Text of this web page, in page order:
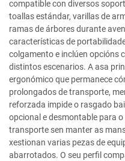
compatible con diversos
toallas estándar, varillas de
ramas de árbores durante
características de
colgamento e inclúen opcións
distintos escenarios. A asa
ergonómico que permanece
prolongados de transporte,
reforzada impide o rasgado
opcional e desmontable para
transporte sen manter as
xestionan varias pezas de
abarrotados. O seu perfil